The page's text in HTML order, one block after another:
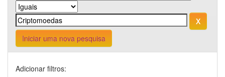
Iniciar uma nova pesquisa
Adicionar filtros: